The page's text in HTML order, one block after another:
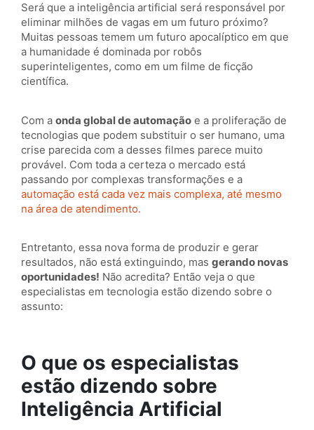
Será que a inteligência artificial será responsável por
eliminar milhões de vagas em um futuro próximo?
Muitas pessoas temem um futuro apocalíptico em que
a humanidade é dominada por robôs
superinteligentes, como em um filme de ficção
científica.
Com a onda global de automação e a proliferação de
tecnologias que podem substituir o ser humano, uma
crise parecida com a desses filmes parece muito
provável. Com toda a certeza o mercado está
passando por complexas transformações e a
automação está cada vez mais complexa, até mesmo
na área de atendimento.
Entretanto, essa nova forma de produzir e gerar
resultados, não está extinguindo, mas gerando novas
oportunidades! Não acredita? Então veja o que
especialistas em tecnologia estão dizendo sobre o
assunto:
O que os especialistas
estão dizendo sobre
Inteligência Artificial